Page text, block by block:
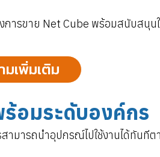
การขาย Net Cube พร้อมสนับสนุ
เพิ่มเติม
อมระดับองค์กร
มารถนำอุปกรณ์ไปใช้งานได้ทันที